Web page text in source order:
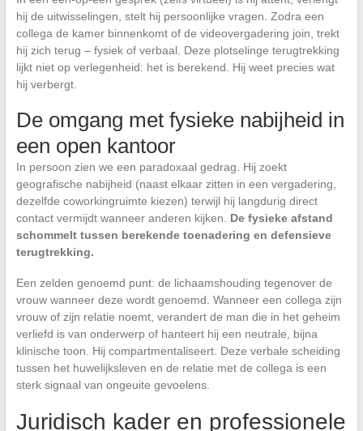
hij de uitwisselingen, stelt hij persoonlijke vragen. Zodra een
collega de kamer binnenkomt of de videovergadering join, trekt
hij zich terug – fysiek of verbaal. Deze plotselinge terugtrekking
lijkt niet op verlegenheid: het is berekend. Hij weet precies wat
hij verbergt.
De omgang met fysieke nabijheid in
een open kantoor
In persoon zien we een paradoxaal gedrag. Hij zoekt
geografische nabijheid (naast elkaar zitten in een vergadering,
dezelfde coworkingruimte kiezen) terwijl hij langdurig direct
contact vermijdt wanneer anderen kijken. De fysieke afstand
schommelt tussen berekende toenadering en defensieve
terugtrekking.
Een zelden genoemd punt: de lichaamshouding tegenover de
vrouw wanneer deze wordt genoemd. Wanneer een collega zijn
vrouw of zijn relatie noemt, verandert de man die in het geheim
verliefd is van onderwerp of hanteert hij een neutrale, bijna
klinische toon. Hij compartmentaliseert. Deze verbale scheiding
tussen het huwelijksleven en de relatie met de collega is een
sterk signaal van ongeuite gevoelens.
Juridisch kader en professionele